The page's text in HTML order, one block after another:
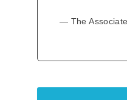
— The